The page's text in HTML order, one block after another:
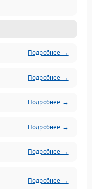
Подробнее →
Подробнее →
Подробнее →
Подробнее →
Подробнее →
Подробнее →